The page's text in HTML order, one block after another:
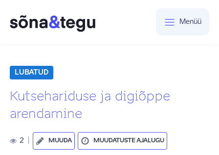
Menüü
LUBATUD
Kutsehariduse ja digiõppe
arendamine
2 MUUDA MUUDATUSTE AJALUGU